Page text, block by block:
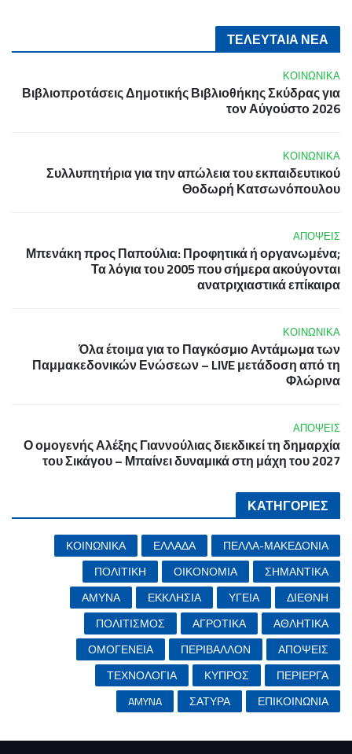
ΤΕΛΕΥΤΑΙΑ ΝΕΑ
ΚΟΙΝΩΝΙΚΑ
Βιβλιοπροτάσεις Δημοτικής Βιβλιοθήκης Σκύδρας για
τον Αύγούστο 2026
ΚΟΙΝΩΝΙΚΑ
Συλλυπητήρια για την απώλεια του εκπαιδευτικού
Θοδωρή Κατσωνόπουλου
ΑΠΟΨΕΙΣ
Μπενάκη προς Παπούλια: Προφητικά ή οργανωμένα;
Τα λόγια του 2005 που σήμερα ακούγονται
ανατριχιαστικά επίκαιρα
ΚΟΙΝΩΝΙΚΑ
Όλα έτοιμα για το Παγκόσμιο Αντάμωμα των
Παμμακεδονικών Ενώσεων – LIVE μετάδοση από τη
Φλώρινα
ΑΠΟΨΕΙΣ
Ο ομογενής Αλέξης Γιαννούλιας διεκδικεί τη δημαρχία
του Σικάγου – Μπαίνει δυναμικά στη μάχη του 2027
ΚΑΤΗΓΟΡΙΕΣ
ΠΕΛΛΑ-ΜΑΚΕΔΟΝΙΑ
ΕΛΛΑΔΑ
ΚΟΙΝΩΝΙΚΑ
ΣΗΜΑΝΤΙΚΑ
ΟΙΚΟΝΟΜΙΑ
ΠΟΛΙΤΙΚΗ
ΔΙΕΘΝΗ
ΥΓΕΙΑ
ΕΚΚΛΗΣΙΑ
ΑΜΥΝΑ
ΑΘΛΗΤΙΚΑ
ΑΓΡΟΤΙΚΑ
ΠΟΛΙΤΙΣΜΟΣ
ΑΠΟΨΕΙΣ
ΠΕΡΙΒΑΛΛΟΝ
ΟΜΟΓΕΝΕΙΑ
ΠΕΡΙΕΡΓΑ
ΚΥΠΡΟΣ
ΤΕΧΝΟΛΟΓΙΑ
ΕΠΙΚΟΙΝΩΝΙΑ
ΣΑΤΥΡΑ
AMYNA